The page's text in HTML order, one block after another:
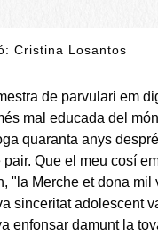
Cristina Losantos
de parvulari em
mal educada del
quaranta anys
pair. Que el meu cosí
"la Merche et dona
sinceritat adolescent
enfonsar damunt la